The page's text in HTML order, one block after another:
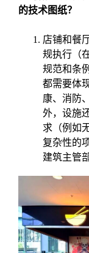
的技术图纸？
店铺和餐
规执行（
规范和条
都需要体
康、消防
外，设施
求（例如
复杂性的
建筑主管